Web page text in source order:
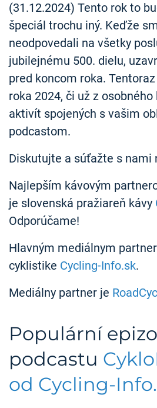
(31.12.2024) Tento rok to
špeciál trochu iný. Keďže
neodpovedali na všetky
jubilejnému 500. dielu,
pred koncom roka.
roka 2024, či už z
aktivít spojených s vašim
podcastom.
Diskutujte a súťažte s nami
Najlepším kávovým
je slovenská pražiareň kávy
Odporúčame!
Hlavným mediálnym
cyklistike Cycling-Info.sk.
Mediálny partner je
Populární
podcastu
od Cycling-